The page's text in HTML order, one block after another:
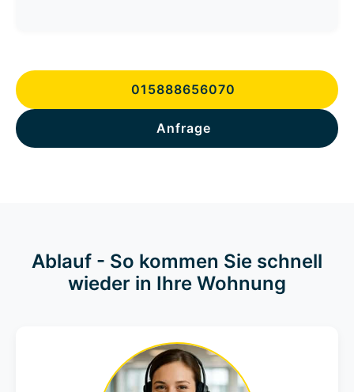
015888656070
Anfrage
Ablauf - So kommen Sie schnell
wieder in Ihre Wohnung